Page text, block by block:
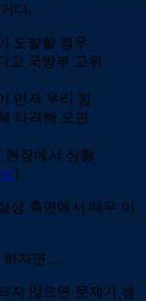
다.
도발할 경우
고 국방부 고위
먼저 우리 함
타격해 오면
현장에서 상황
]
성 측면에서 매우 이
하자면…
지 않으면 문제가 생